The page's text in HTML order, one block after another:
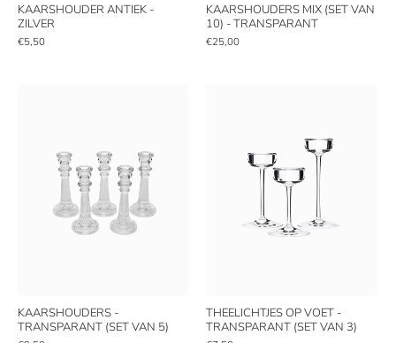
KAARSHOUDER ANTIEK -
ZILVER
€5,50
KAARSHOUDERS MIX (SET VAN
10) - TRANSPARANT
€25,00
KAARSHOUDERS -
TRANSPARANT (SET VAN 5)
THEELICHTJES OP VOET -
TRANSPARANT (SET VAN 3)